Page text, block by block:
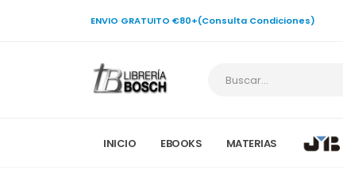
ENVIO GRATUITO €80+(Consulta Condiciones)
INICIO EBOOKS MATERIAS